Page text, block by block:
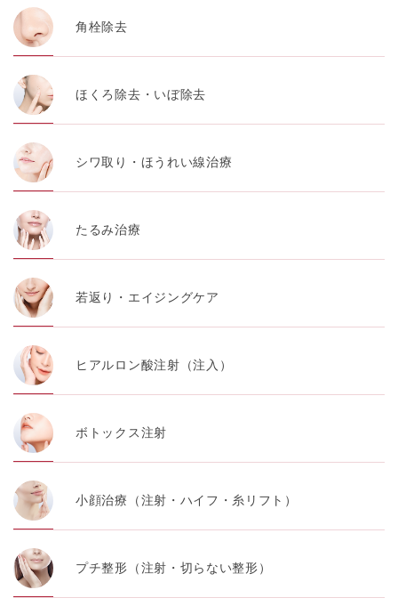
角栓除去
ほくろ除去・いぼ除去
シワ取り・ほうれい線治療
たるみ治療
若返り・エイジングケア
ヒアルロン酸注射（注入）
ボトックス注射
小顔治療（注射・ハイフ・糸リフト）
プチ整形（注射・切らない整形）